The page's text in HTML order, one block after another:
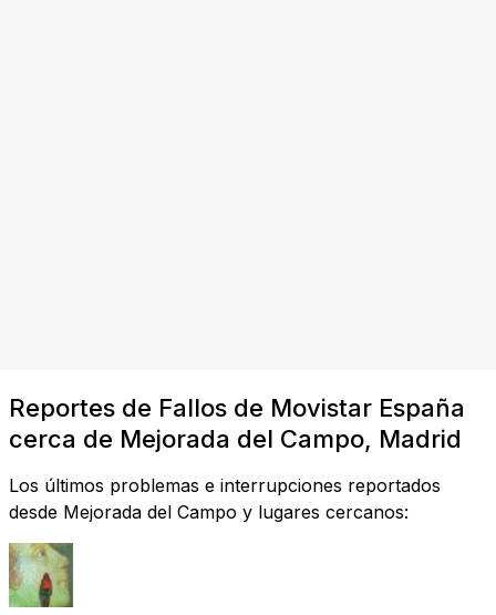
Reportes de Fallos de Movistar España
cerca de Mejorada del Campo, Madrid
Los últimos problemas e interrupciones reportados
desde Mejorada del Campo y lugares cercanos: